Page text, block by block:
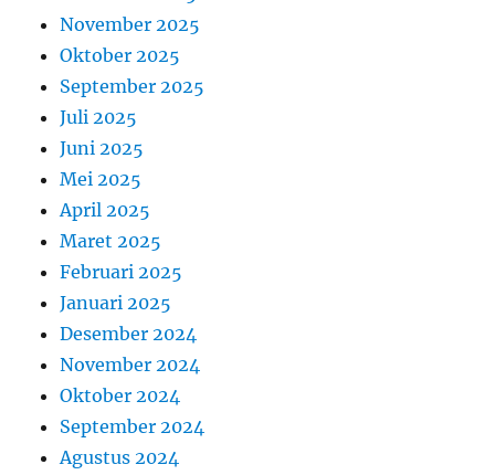
November 2025
Oktober 2025
September 2025
Juli 2025
Juni 2025
Mei 2025
April 2025
Maret 2025
Februari 2025
Januari 2025
Desember 2024
November 2024
Oktober 2024
September 2024
Agustus 2024